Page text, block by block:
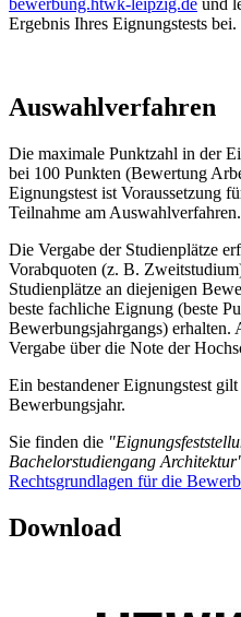
bewerbung.htwk-leipzig.de und
Ergebnis Ihres Eignungstests bei.
Auswahlverfahren
Die maximale Punktzahl in der
bei 100 Punkten (Bewertung
Eignungstest ist Voraussetzung
Teilnahme am Auswahlverfahren.
Die Vergabe der Studienplätze
Vorabquoten (z. B.
Studienplätze an diejenigen
beste fachliche Eignung (beste
Bewerbungsjahrgangs)
Vergabe über die Note der
Ein bestandener Eignungstest
Bewerbungsjahr.
Sie finden die
Bachelorstudiengang
Rechtsgrundlagen für die
Download